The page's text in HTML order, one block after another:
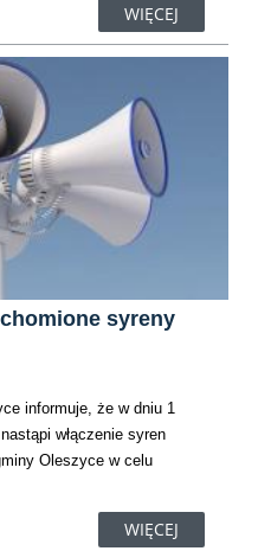
WIĘCEJ
syreny
informuje, że w dniu 1
włączenie syren
Oleszyce w celu
WIĘCEJ